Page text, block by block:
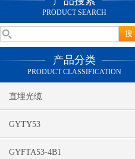
PRODUCT SEARCH
产品分类
PRODUCT CLASSIFICATION
直埋光缆
GYTY53
GYFTA53-4B1